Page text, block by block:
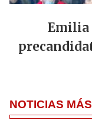
Emilia
NOTICIAS